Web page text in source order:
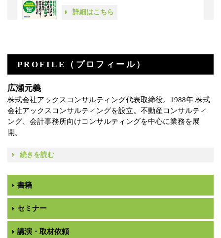
詳細はこちら
PROFILE（プロフィール）
広瀬元義
株式会社アックスコンサルティング代表取締役。1988年 株式
会社アックスコンサルティングを設立。不動産コンサルティ
ング、会計事務所向けコンサルティングを中心に業務を展
開。
続きを読む
書籍
セミナー
講演・取材依頼